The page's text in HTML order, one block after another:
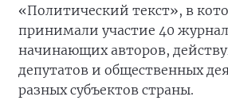
«Политический текст», в
принимали участие 40
начинающих авторов,
депутатов и общественных
разных субъектов страны.